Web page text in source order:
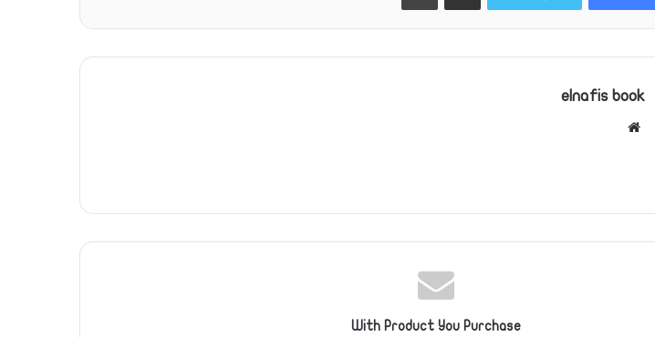
elnafis book
With Product You Purchase